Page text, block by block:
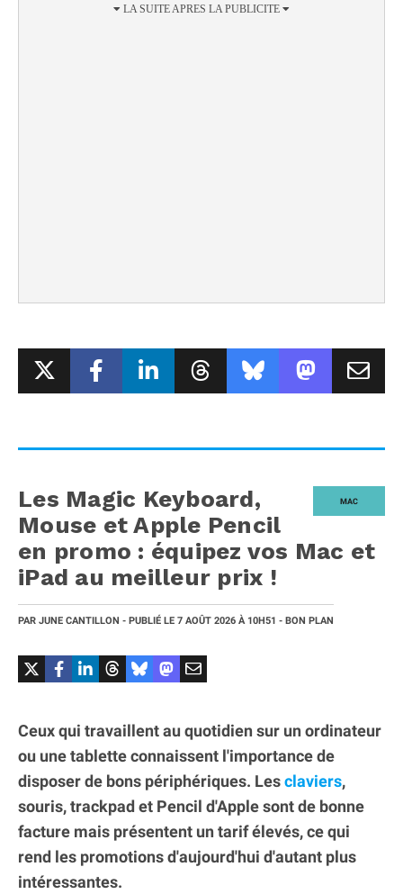
MAC
Les Magic Keyboard,
Mouse et Apple Pencil
en promo : équipez vos Mac et
iPad au meilleur prix !
PAR JUNE CANTILLON - PUBLIÉ LE 7 AOÛT 2026 À 10H51 - BON PLAN
Ceux qui travaillent au quotidien sur un ordinateur
ou une tablette connaissent l'importance de
disposer de bons périphériques. Lesclaviers,
souris, trackpad et Pencil d'Apple sont de bonne
facture mais présentent un tarif élevés, ce qui
rend les promotions d'aujourd'hui d'autant plus
intéressantes.